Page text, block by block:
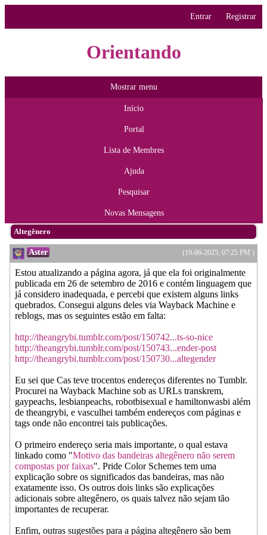
Entrar Registrar
Orientando
Mostrar menu
Início
Portal
Lista de Membres
Ajuda
Pesquisar
Novas Mensagens
Altegênero
(19-06-2025, 07:25 PM )
Aster
Estou atualizando a página agora, já que ela foi originalmente
publicada em 26 de setembro de 2016 e contém linguagem que
já considero inadequada, e percebi que existem alguns links
quebrados. Consegui alguns deles via Wayback Machine e
reblogs, mas os seguintes estão em falta:
http://theangrybi.tumblr.com/post/150742...ts-so-nice
http://theangrybi.tumblr.com/post/150743...ender-post
http://theangrybi.tumblr.com/post/150730...altegender
Eu sei que Cas teve trocentos endereços diferentes no Tumblr.
Procurei na Wayback Machine sob as URLs transkrem,
gaypeachs, lesbianpeachs, robotbisexual e hamiltonwasbi além
de theangrybi, e vasculhei também endereços com páginas e
tags onde não encontrei tais publicações.
O primeiro endereço seria mais importante, o qual estava
linkado como "Motivo das bandeiras altegênero não serem
compostas por faixas". Pride Color Schemes tem uma
explicação sobre os significados das bandeiras, mas não
exatamente isso. Os outros dois links são explicações
adicionais sobre altegênero, os quais talvez não sejam tão
importantes de recuperar.
Enfim, outras sugestões para a página altegênero são bem